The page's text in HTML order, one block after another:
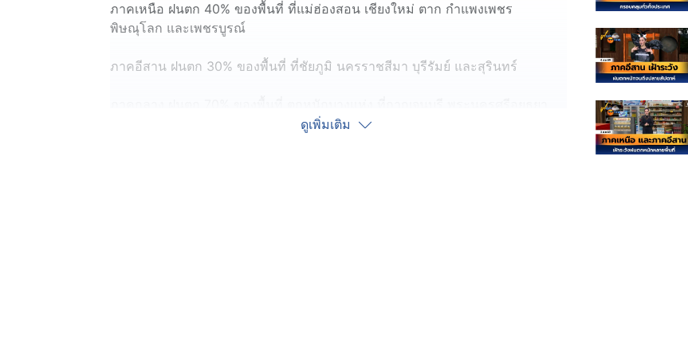
ภาคเหนือ ฝนตก 40% ของพื้นที่ ที่แม่ฮ่องสอน เชียงใหม่ ตาก กำแพงเพชร
พิษณุโลก และเพชรบูรณ์
ภาคอีสาน ฝนตก 30% ของพื้นที่ ที่ชัยภูมิ นครราชสีมา บุรีรัมย์ และสุรินทร์
ราชบุรี นครปฐม สมุทรสงคราม และสมุทรสาคร
ดูเพิ่มเติม